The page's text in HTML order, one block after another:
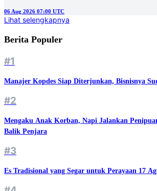
06 Aug 2026 07:00 UTC
Lihat selengkapnya
Berita Populer
#1
Manajer Kopdes Siap Diterjunkan, Bisnisnya
#2
Mengaku Anak Korban, Napi Jalankan
Balik Penjara
#3
Es Tradisional yang Segar untuk Perayaan 17